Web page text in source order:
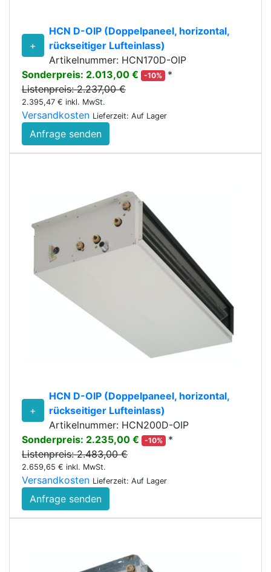
+
HCN D-OIP (Doppelpaneel, horizontal,
rückseitiger Lufteinlass)
Artikelnummer: HCN170D-OIP
Sonderpreis: 2.013,00 €
-10%
*
Listenpreis: 2.237,00 €
2.395,47 € inkl. MwSt.
Versandkosten Lieferzeit: Auf Lager
Anfrage senden
+
HCN D-OIP (Doppelpaneel, horizontal,
rückseitiger Lufteinlass)
Artikelnummer: HCN200D-OIP
Sonderpreis: 2.235,00 €
-10%
*
Listenpreis: 2.483,00 €
2.659,65 € inkl. MwSt.
Versandkosten Lieferzeit: Auf Lager
Anfrage senden